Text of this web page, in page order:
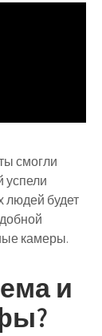
смогли
успели
людей будет
камеры.
и